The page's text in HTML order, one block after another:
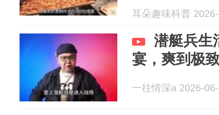
耳朵趣味科普
潜艇兵生
宴，爽到极
一往情深a 2026-